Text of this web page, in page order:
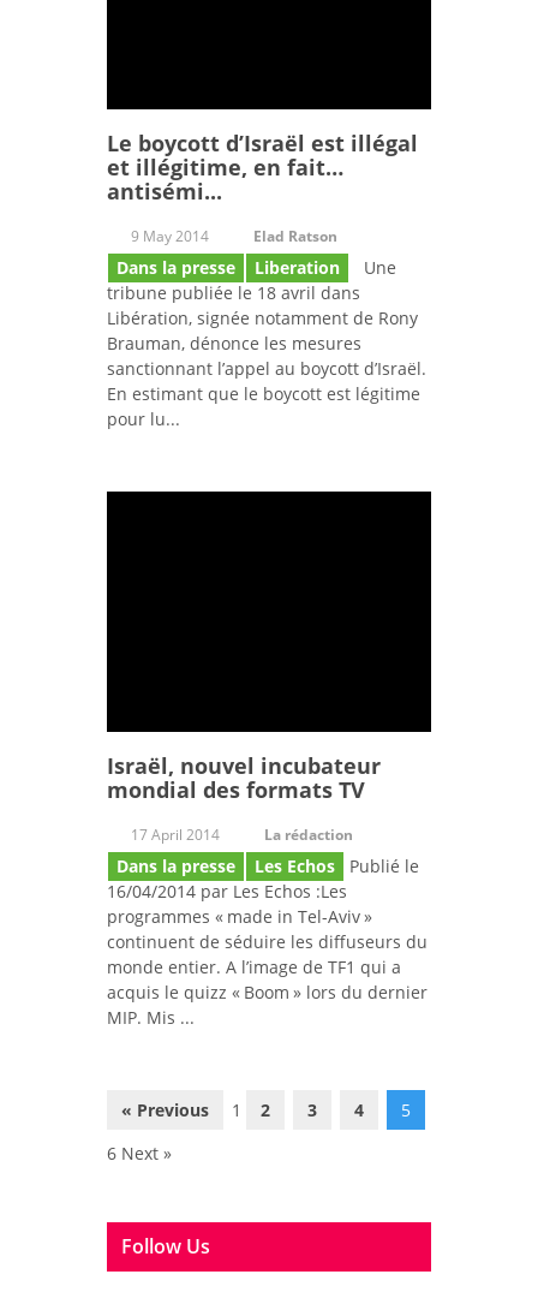
Le boycott d’Israël est illégal
et illégitime, en fait…
antisémi...
9 May 2014 Elad Ratson
Dans la presse Liberation
Une
tribune publiée le 18 avril dans
Libération, signée notamment de Rony
Brauman, dénonce les mesures
sanctionnant l’appel au boycott d’Israël.
En estimant que le boycott est légitime
pour lu...
Israël, nouvel incubateur
mondial des formats TV
17 April 2014 La rédaction
Dans la presse Les Echos
Publié le
16/04/2014 par Les Echos :Les
programmes « made in Tel-Aviv »
continuent de séduire les diffuseurs du
monde entier. A l’image de TF1 qui a
acquis le quizz « Boom » lors du dernier
MIP. Mis ...
« Previous 1 2 3 4
5
6 Next »
Follow Us